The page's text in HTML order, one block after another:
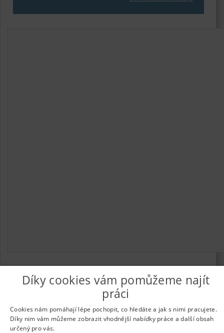
| Nabídka práce - zaměstnání
Informace o webu a kontakt na provozovatele
webu|Vložit inzerát|Odběr novinek |Odstranění inzerátu |
Nastavení cookies
Díky cookies vám pomůžeme najít
práci
Cookies nám pomáhají lépe pochopit, co hledáte a jak s nimi pracujete.
Díky nim vám můžeme zobrazit vhodnější nabídky práce a další obsah
určený pro vás.